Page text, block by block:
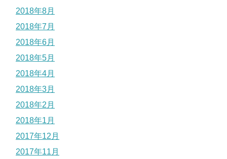
2018年8月
2018年7月
2018年6月
2018年5月
2018年4月
2018年3月
2018年2月
2018年1月
2017年12月
2017年11月